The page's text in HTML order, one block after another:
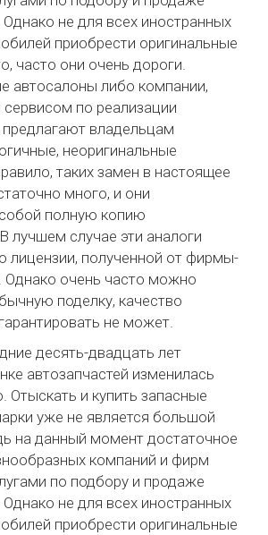
Однако не для всех иностранных
приобрести оригинальные
часто они очень дороги.
автосалоны либо компании,
по реализации
предлагают владельцам
неоригинальные
таких замен в настоящее
много, и они
полную копию
лучшем случае эти аналоги
лицензии, полученной от фирмы-
Однако очень часто можно
поделку, качество
не может.
десять-двадцать лет
автозапчастей изменилась
Отыскать и купить запасные
уже не является большой
на данный момент достаточное
компаний и фирм
по подбору и продаже
Однако не для всех иностранных
приобрести оригинальные